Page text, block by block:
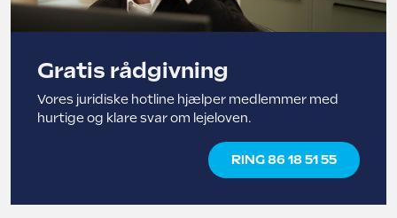
Gratis rådgivning
Vores juridiske hotline hjælper medlemmer med
hurtige og klare svar om lejeloven.
RING 86 18 51 55